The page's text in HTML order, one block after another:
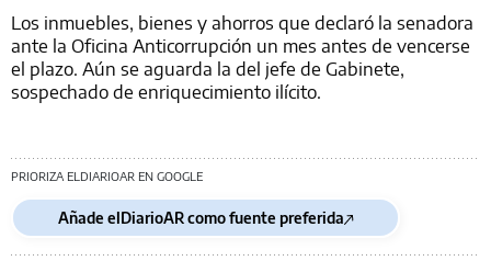
Los inmuebles, bienes y ahorros que declaró la senadora
ante la Oficina Anticorrupción un mes antes de vencerse
el plazo. Aún se aguarda la del jefe de Gabinete,
sospechado de enriquecimiento ilícito.
PRIORIZA ELDIARIOAR EN GOOGLE
Añade elDiarioAR como fuente preferida